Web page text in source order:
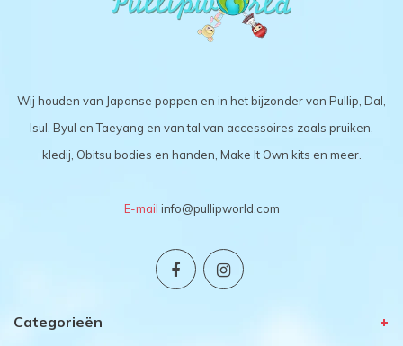
Wij houden van Japanse poppen en in het bijzonder van Pullip, Dal,
Isul, Byul en Taeyang en van tal van accessoires zoals pruiken,
kledij, Obitsu bodies en handen, Make It Own kits en meer.
E-mail info@pullipworld.com
Categorieën